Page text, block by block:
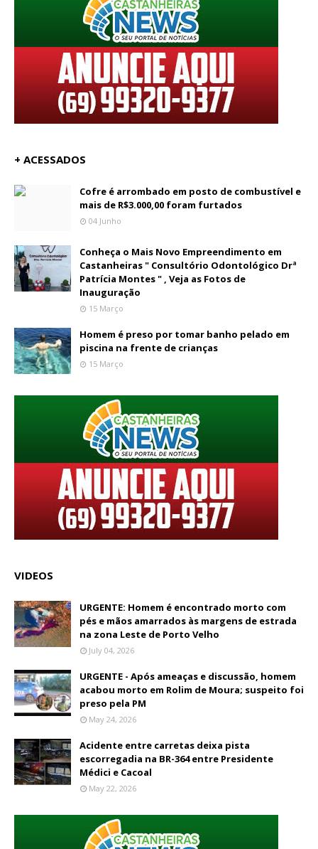
+ ACESSADOS
Cofre é arrombado em posto de combustível e
mais de R$3.000,00 foram furtados
04 Junho
Conheça o Mais Novo Empreendimento em
Castanheiras " Consultório Odontológico Drª
Patrícia Montes " , Veja as Fotos de
Inauguração
15 Março
Homem é preso por tomar banho pelado em
piscina na frente de crianças
15 Março
VIDEOS
URGENTE: Homem é encontrado morto com
pés e mãos amarrados às margens de estrada
na zona Leste de Porto Velho
July 04, 2026
URGENTE - Após ameaças e discussão, homem
acabou morto em Rolim de Moura; suspeito foi
preso pela PM
May 24, 2026
Acidente entre carretas deixa pista
escorregadia na BR-364 entre Presidente
Médici e Cacoal
May 22, 2026